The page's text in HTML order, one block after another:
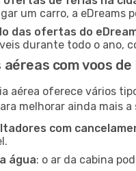
um carro, a
das ofertas do
durante todo o ano,
aéreas com voos
aérea oferece vários
melhorar ainda mais
com
água: o ar da cabina